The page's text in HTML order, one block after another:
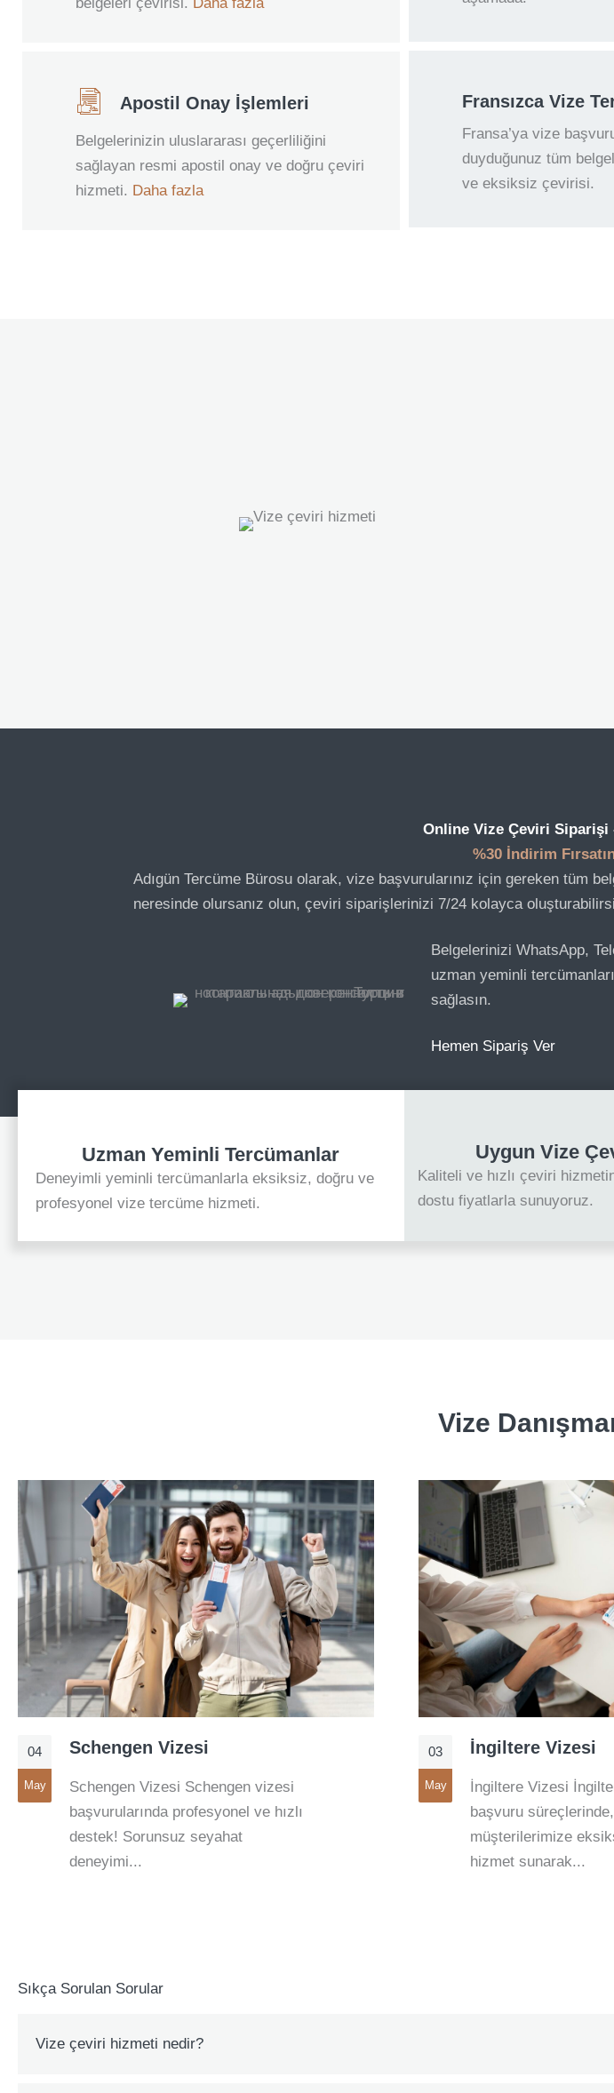
Apostil Onay İşlemleri
Belgelerinizin uluslararası geçerliliğini
sağlayan resmi apostil onay ve doğru çeviri
hizmeti. Daha fazla
Fransızca Vize
Fransa’ya vize
duyduğunuz tüm
ve eksiksiz çevirisi.
Online Vize Çeviri Siparişi
%30 İndirim
Adıgün Tercüme Bürosu olarak, vize başvurularınız için gereken tüm
neresinde olursanız olun, çeviri siparişlerinizi 7/24 kolayca
Belgelerinizi WhatsApp,
uzman yeminli
sağlasın.
Hemen Sipariş Ver
Uzman Yeminli Tercümanlar
Deneyimli yeminli tercümanlarla eksiksiz, doğru ve
profesyonel vize tercüme hizmeti.
Uygun Vize
Kaliteli ve hızlı çeviri
dostu fiyatlarla sunuyoruz.
Vize
04
May
Schengen Vizesi
Schengen Vizesi Schengen vizesi
başvurularında profesyonel ve hızlı
destek! Sorunsuz seyahat
deneyimi...
03
May
İngiltere Vizesi
İngiltere Vizesi
başvuru süreçlerinde,
müşterilerimize
hizmet sunarak...
Sıkça Sorulan Sorular
Vize çeviri hizmeti nedir?